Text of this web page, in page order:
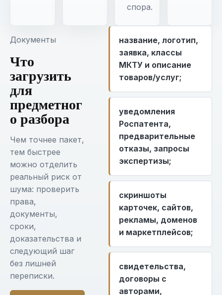
спора.
Документы
Что
загрузить
для
предметног
о разбора
Чем точнее пакет,
тем быстрее
можно отделить
реальный риск от
шума: проверить
права,
документы,
сроки,
доказательства и
следующий шаг
без лишней
переписки.
название, логотип,
заявка, классы
МКТУ и описание
товаров/услуг;
уведомления
Роспатента,
предварительные
отказы, запросы
экспертизы;
скриншоты
карточек, сайтов,
рекламы, доменов
и маркетплейсов;
свидетельства,
договоры с
авторами,